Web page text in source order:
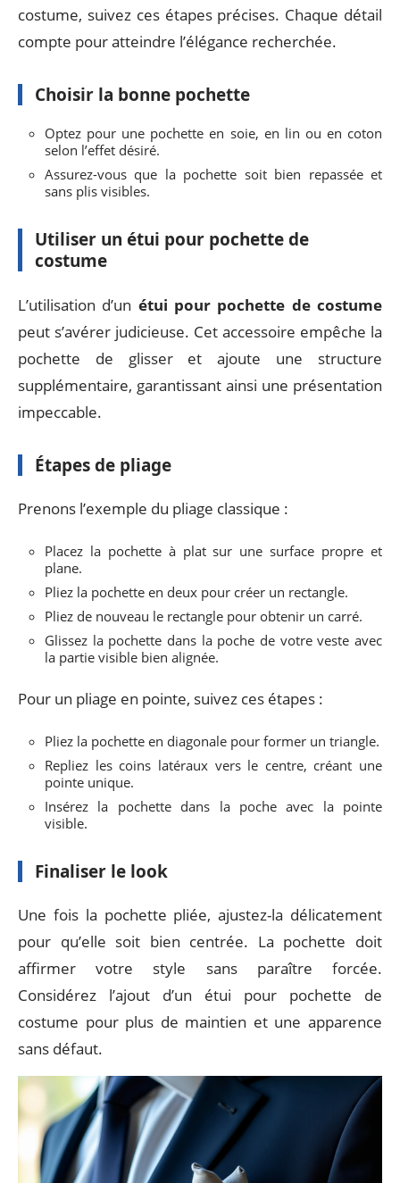
costume, suivez ces étapes précises. Chaque détail
compte pour atteindre l’élégance recherchée.
Choisir la bonne pochette
Optez pour une pochette en soie, en lin ou en coton
selon l’effet désiré.
Assurez-vous que la pochette soit bien repassée et
sans plis visibles.
Utiliser un étui pour pochette de
costume
L’utilisation d’un étui pour pochette de costume
peut s’avérer judicieuse. Cet accessoire empêche la
pochette de glisser et ajoute une structure
supplémentaire, garantissant ainsi une présentation
impeccable.
Étapes de pliage
Prenons l’exemple du pliage classique :
Placez la pochette à plat sur une surface propre et
plane.
Pliez la pochette en deux pour créer un rectangle.
Pliez de nouveau le rectangle pour obtenir un carré.
Glissez la pochette dans la poche de votre veste avec
la partie visible bien alignée.
Pour un pliage en pointe, suivez ces étapes :
Pliez la pochette en diagonale pour former un triangle.
Repliez les coins latéraux vers le centre, créant une
pointe unique.
Insérez la pochette dans la poche avec la pointe
visible.
Finaliser le look
Une fois la pochette pliée, ajustez-la délicatement
pour qu’elle soit bien centrée. La pochette doit
affirmer votre style sans paraître forcée.
Considérez l’ajout d’un étui pour pochette de
costume pour plus de maintien et une apparence
sans défaut.